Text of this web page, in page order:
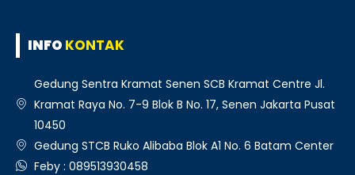
INFO KONTAK
Gedung Sentra Kramat Senen SCB Kramat Centre Jl.
Kramat Raya No. 7-9 Blok B No. 17, Senen Jakarta Pusat
10450
Gedung STCB Ruko Alibaba Blok A1 No. 6 Batam Center
Feby : 089513930458